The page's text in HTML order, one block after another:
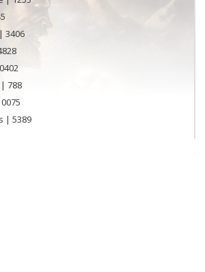
| 3406
| 788
| 5389